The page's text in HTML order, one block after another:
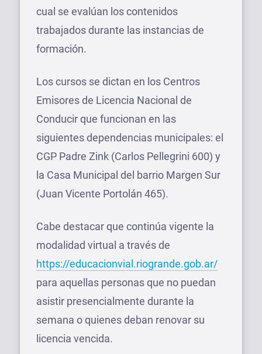
cual se evalúan los contenidos
trabajados durante las instancias de
formación.
Los cursos se dictan en los Centros
Emisores de Licencia Nacional de
Conducir que funcionan en las
siguientes dependencias municipales: el
CGP Padre Zink (Carlos Pellegrini 600) y
la Casa Municipal del barrio Margen Sur
(Juan Vicente Portolán 465).
Cabe destacar que continúa vigente la
modalidad virtual a través de
https://educacionvial.riogrande.gob.ar/
para aquellas personas que no puedan
asistir presencialmente durante la
semana o quienes deban renovar su
licencia vencida.